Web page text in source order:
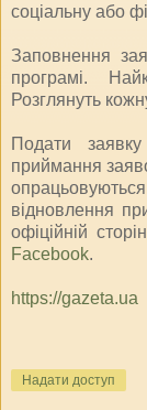
соціальну або
Заповнення
програмі.
Розглянуть
Подати
приймання
відновлення
офіційній
Facebook.
https://gazeta.ua
Надати доступ